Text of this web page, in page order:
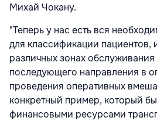
Михай Чокану.
"Теперь у нас есть вся
для классификации пациентов,
различных зонах обслуживания
последующего направления в
проведения оперативных
конкретный пример, который
финансовыми ресурсами